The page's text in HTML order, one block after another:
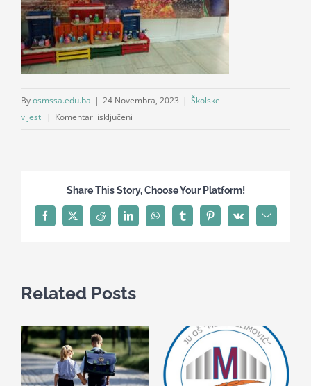
Byosmssa.edu.ba | 24 Novembra, 2023 | Školske
vijesti | Komentari isključeni
državnosti
Share This Story, Choose Your Platform!
Facebook
X Reddit LinkedInWhatsAppTumblrPinterest
Vk Email
Related Posts